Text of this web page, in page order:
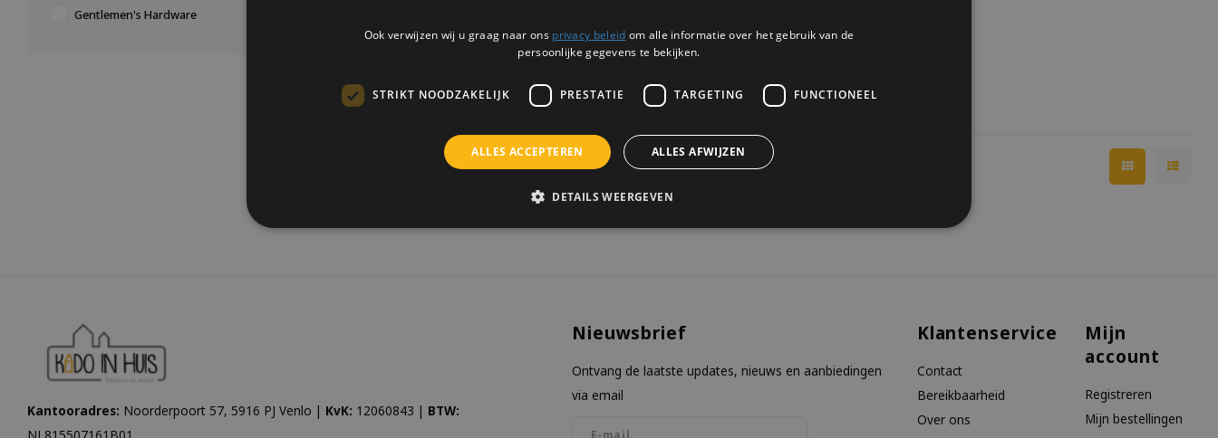
Gentlemen's Hardware
cadeau voor elke liefhebber.
4 OP VOORRAAD
Kantooradres: Noorderpoort 57, 5916 PJ Venlo | KvK: 12060843 | BTW:
Nieuwsbrief
Ontvang de laatste updates, nieuws en aanbiedingen
via email
Klantenservice
Contact
Bereikbaarheid
Over ons
Mijn
account
Registreren
Mijn bestellingen
Ook verwijzen wij u graag naar ons privacy beleid om alle informatie over het gebruik van de
persoonlijke gegevens te bekijken.
STRIKT NOODZAKELIJK PRESTATIE TARGETING FUNCTIONEEL
ALLES ACCEPTEREN ALLES AFWIJZEN
DETAILS WEERGEVEN